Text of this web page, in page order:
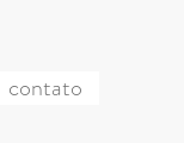
contato